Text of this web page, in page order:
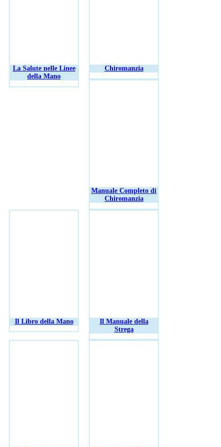
La Salute nelle Linee
della Mano
Chiromanzia
Manuale Completo di
Chiromanzia
Il Libro della Mano
Il Manuale della
Strega